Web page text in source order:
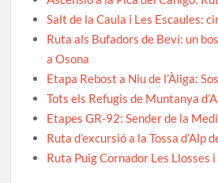
Salt de la Caula i Les Escaules:
Ruta als Bufadors de Beví: un
a Osona
Etapa Rebost a Niu de l’Àliga:
Tots els Refugis de Muntanya
Etapes GR-92: Sender de la
Ruta d’excursió a la Tossa d’Alp
Ruta Puig Cornador Les Llosses